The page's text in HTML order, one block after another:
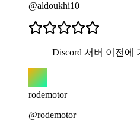
@aldoukhi10
Discord 서버 이전에
rodemotor
@rodemotor